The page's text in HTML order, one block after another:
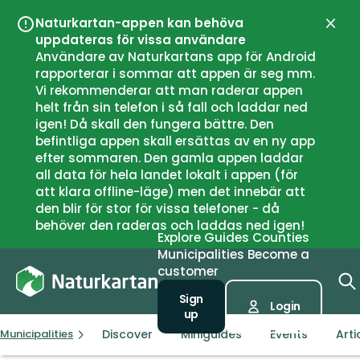
Naturkartan-appen kan behöva
uppdateras för vissa användare
Användare av Naturkartans app för Android
rapporterar i sommar att appen är seg mm.
Vi rekommenderar att man raderar appen
helt från sin telefon i så fall och laddar ned
igen! Då skall den fungera bättre. Den
befintliga appen skall ersättas av en ny app
efter sommaren. Den gamla appen laddar
all data för hela landet lokalt i appen (för
att klara offline-läge) men det innebär att
den blir för stor för vissa telefoner - då
behöver den raderas och laddas ned igen!
Close
Explore Guides Counties
Municipalities Become a
customer
Sign
up
Login
Municipalities Sjöbo
Discover Miniguides Events